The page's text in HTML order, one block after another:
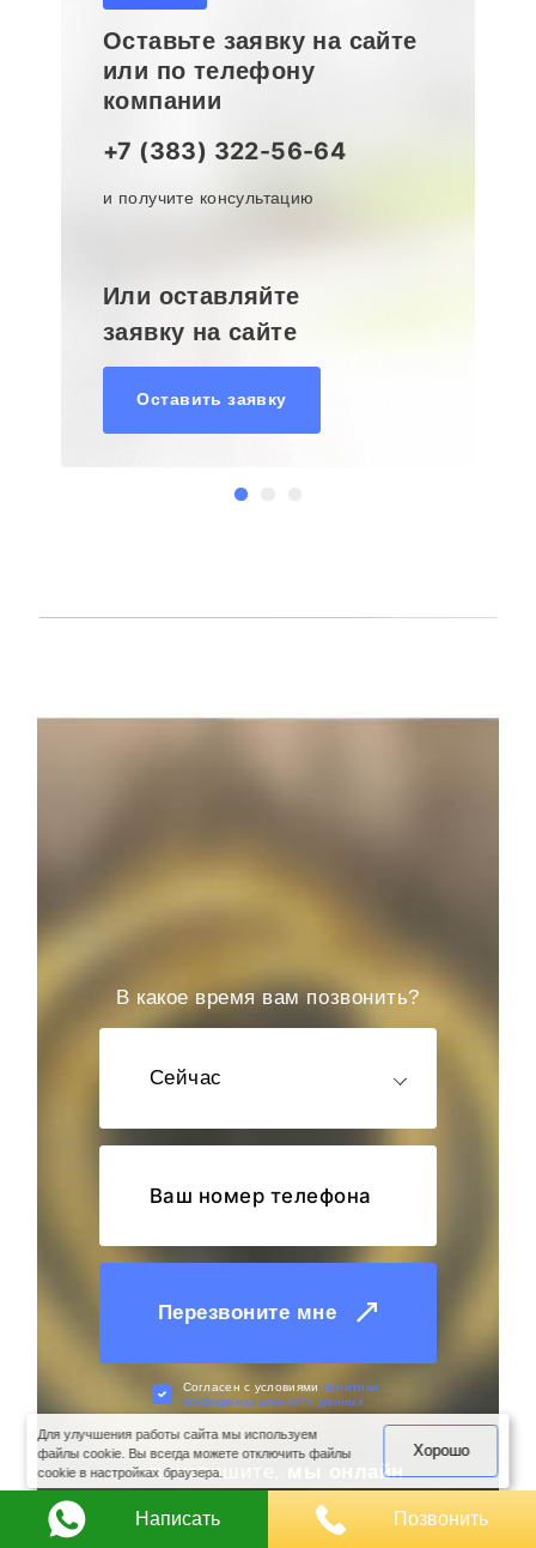
Оставьте заявку на сайте
или по телефону
компании
+7 (383) 322-56-64
и получите консультацию
Или оставляйте
заявку на сайте
Оставить заявку
В какое время вам позвонить?
Сейчас
Перезвоните мне
Cогласен с условиями политики
конфиденциальности данных
или напишите, мы онлайн
Для улучшения работы сайта мы используем
файлы cookie. Вы всегда можете отключить файлы
cookie в настройках браузера.
Хорошо
Написать Позвонить